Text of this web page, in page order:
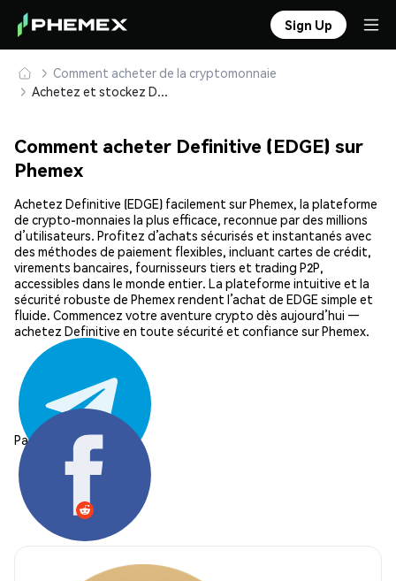
Sign Up
Comment acheter de la cryptomonnaie
Achetez et stockez Definitive (EDGE) en toute sécurité
Comment acheter Definitive (EDGE) sur
Phemex
Achetez Definitive (EDGE) facilement sur Phemex, la plateforme
de crypto-monnaies la plus efficace, reconnue par des millions
d’utilisateurs. Profitez d’achats sécurisés et instantanés avec
des méthodes de paiement flexibles, incluant cartes de crédit,
virements bancaires, fournisseurs tiers et trading P2P,
accessibles dans le monde entier. La plateforme intuitive et la
sécurité robuste de Phemex rendent l’achat de EDGE simple et
fluide. Commencez votre aventure crypto dès aujourd’hui —
achetez Definitive en toute sécurité et confiance sur Phemex.
Partager: